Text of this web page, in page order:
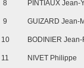
8 PINTIAUX Jean-
9 GUIZARD Jean-
10 BODINIER
11 NIVET Philippe